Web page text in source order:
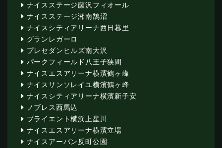
ナイスステージ藤沢フィオール
ナイスステージ湘南鵠沼
ナイスシティアリーナ西日暮里
グランレガーロ
プレセダンヒルズ南大沢
パークフィールド八王子狭間
ナイスエスアリーナ横濱鶴ヶ峰
ナイスサンソレイユ横濱鶴ヶ峰
ナイスシティアリーナ横濱新子安
ノブレス西馬込
ブライエント横浜上星川
ナイスエスアリーナ横濱立場
ナイスアーバン反町公園